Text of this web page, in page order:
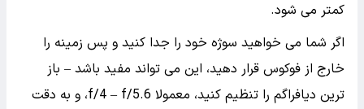
کمتر می شود.
اگر شما می خواهید سوژه خود را جدا کنید و پس زمینه را
خارج از فوکوس قرار دهید، این می تواند مفید باشد – باز
ترین دیافراگم را تنظیم کنید، معمولا f/4 – f/5.6، و به دقت